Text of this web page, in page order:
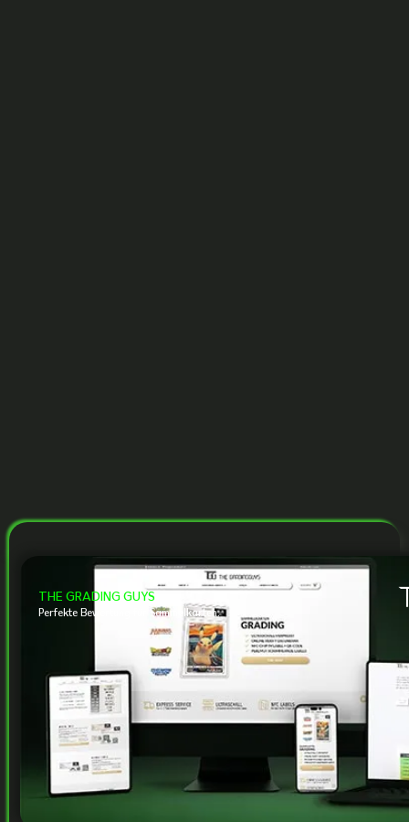
THE GRADING GUYS
Perfekte Bewertung für Sammelkarten.